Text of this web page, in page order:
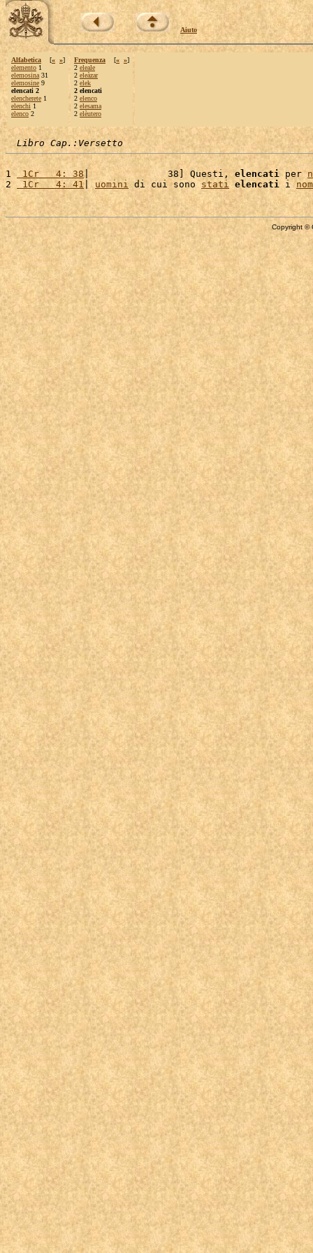
Aiuto
Alfabetica [« »]
elemento 1
elemosina 31
elemosine 9
elencati 2
elencherete 1
elenchi 1
elenco 2
Frequenza [« »]
2 eleale
2 eleàzar
2 elek
2 elencati
2 elenco
2 elesama
2 elèutero
Libro Cap.:Versetto
1 1Cr   4: 38|              38] Questi, elencati per
2
1Cr   4: 41 uomini di cui sono stati elencati i
Copyright ©